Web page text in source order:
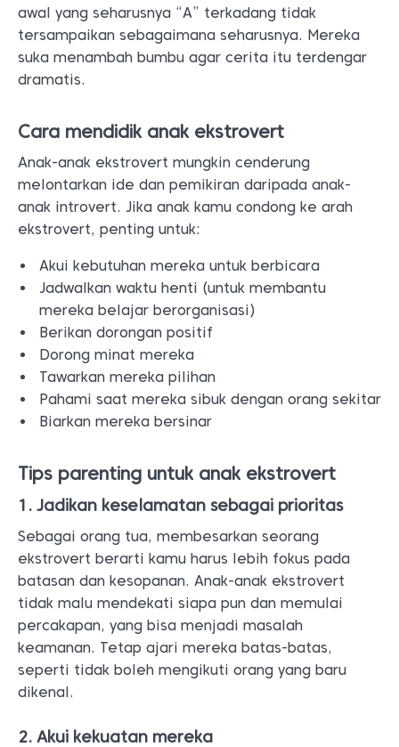
awal yang seharusnya “A” terkadang tidak
tersampaikan sebagaimana seharusnya. Mereka
suka menambah bumbu agar cerita itu terdengar
dramatis.
Cara mendidik anak ekstrovert
Anak-anak ekstrovert mungkin cenderung
melontarkan ide dan pemikiran daripada anak-
anak introvert. Jika anak kamu condong ke arah
ekstrovert, penting untuk:
Akui kebutuhan mereka untuk berbicara
Jadwalkan waktu henti (untuk membantu
mereka belajar berorganisasi)
Berikan dorongan positif
Dorong minat mereka
Tawarkan mereka pilihan
Pahami saat mereka sibuk dengan orang sekitar
Biarkan mereka bersinar
Tips parenting untuk anak ekstrovert
1. Jadikan keselamatan sebagai prioritas
Sebagai orang tua, membesarkan seorang
ekstrovert berarti kamu harus lebih fokus pada
batasan dan kesopanan. Anak-anak ekstrovert
tidak malu mendekati siapa pun dan memulai
percakapan, yang bisa menjadi masalah
keamanan. Tetap ajari mereka batas-batas,
seperti tidak boleh mengikuti orang yang baru
dikenal.
2. Akui kekuatan mereka